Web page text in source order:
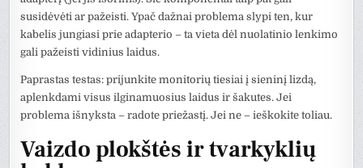
susidėvėti ar pažeisti. Ypač dažnai problema slypi ten, kur
kabelis jungiasi prie adapterio – ta vieta dėl nuolatinio lenkimo
gali pažeisti vidinius laidus.
Paprastas testas: prijunkite monitorių tiesiai į sieninį lizdą,
aplenkdami visus ilginamuosius laidus ir šakutes. Jei
problema išnyksta – radote priežastį. Jei ne – ieškokite toliau.
Vaizdo plokštės ir tvarkyklių